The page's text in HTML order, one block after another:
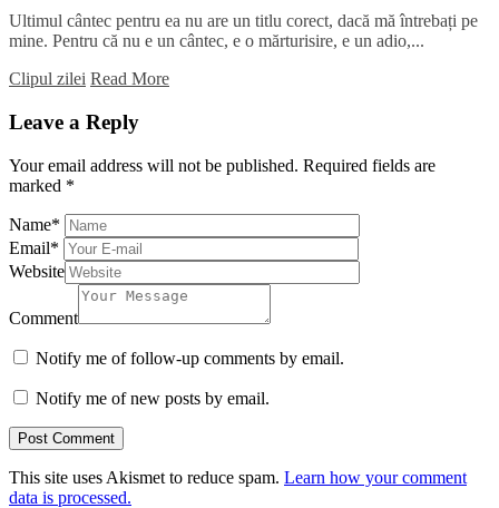
Ultimul cântec pentru ea nu are un titlu corect, dacă mă întrebați pe
mine. Pentru că nu e un cântec, e o mărturisire, e un adio,...
Clipul zilei Read More
Leave a Reply
Your email address will not be published. Required fields are
marked *
Name*
Email*
Website
Comment
Notify me of follow-up comments by email.
Notify me of new posts by email.
This site uses Akismet to reduce spam. Learn how your comment
data is processed.